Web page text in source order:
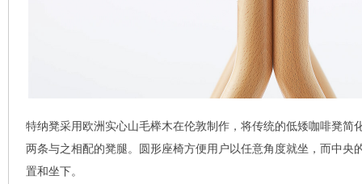
特纳凳采用欧洲实心山毛榉木在伦敦制作，将传统的低矮咖啡凳简
两条与之相配的凳腿。圆形座椅方便用户以任意角度就坐，而中央
置和坐下。